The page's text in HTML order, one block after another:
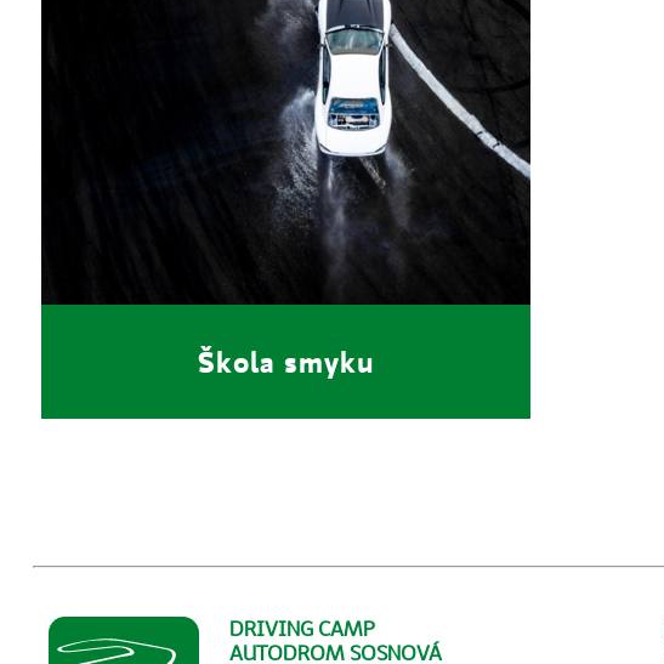
Škola smyku
DRIVING CAMP
AUTODROM SOSNOVÁ